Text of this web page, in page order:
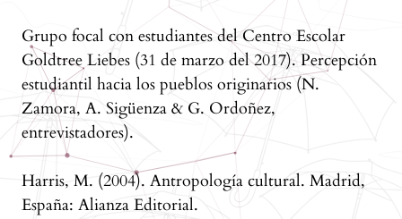
Grupo focal con estudiantes del Centro Escolar
Goldtree Liebes (31 de marzo del 2017). Percepción
estudiantil hacia los pueblos originarios (N.
Zamora, A. Sigüenza & G. Ordoñez,
entrevistadores).
Harris, M. (2004). Antropología cultural. Madrid,
España: Alianza Editorial.